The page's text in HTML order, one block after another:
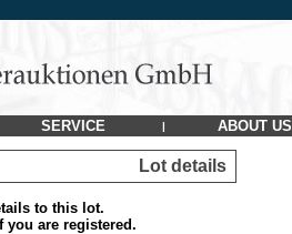
SERVICE | ABOUT US
Lot details
to this lot.
you are registered.